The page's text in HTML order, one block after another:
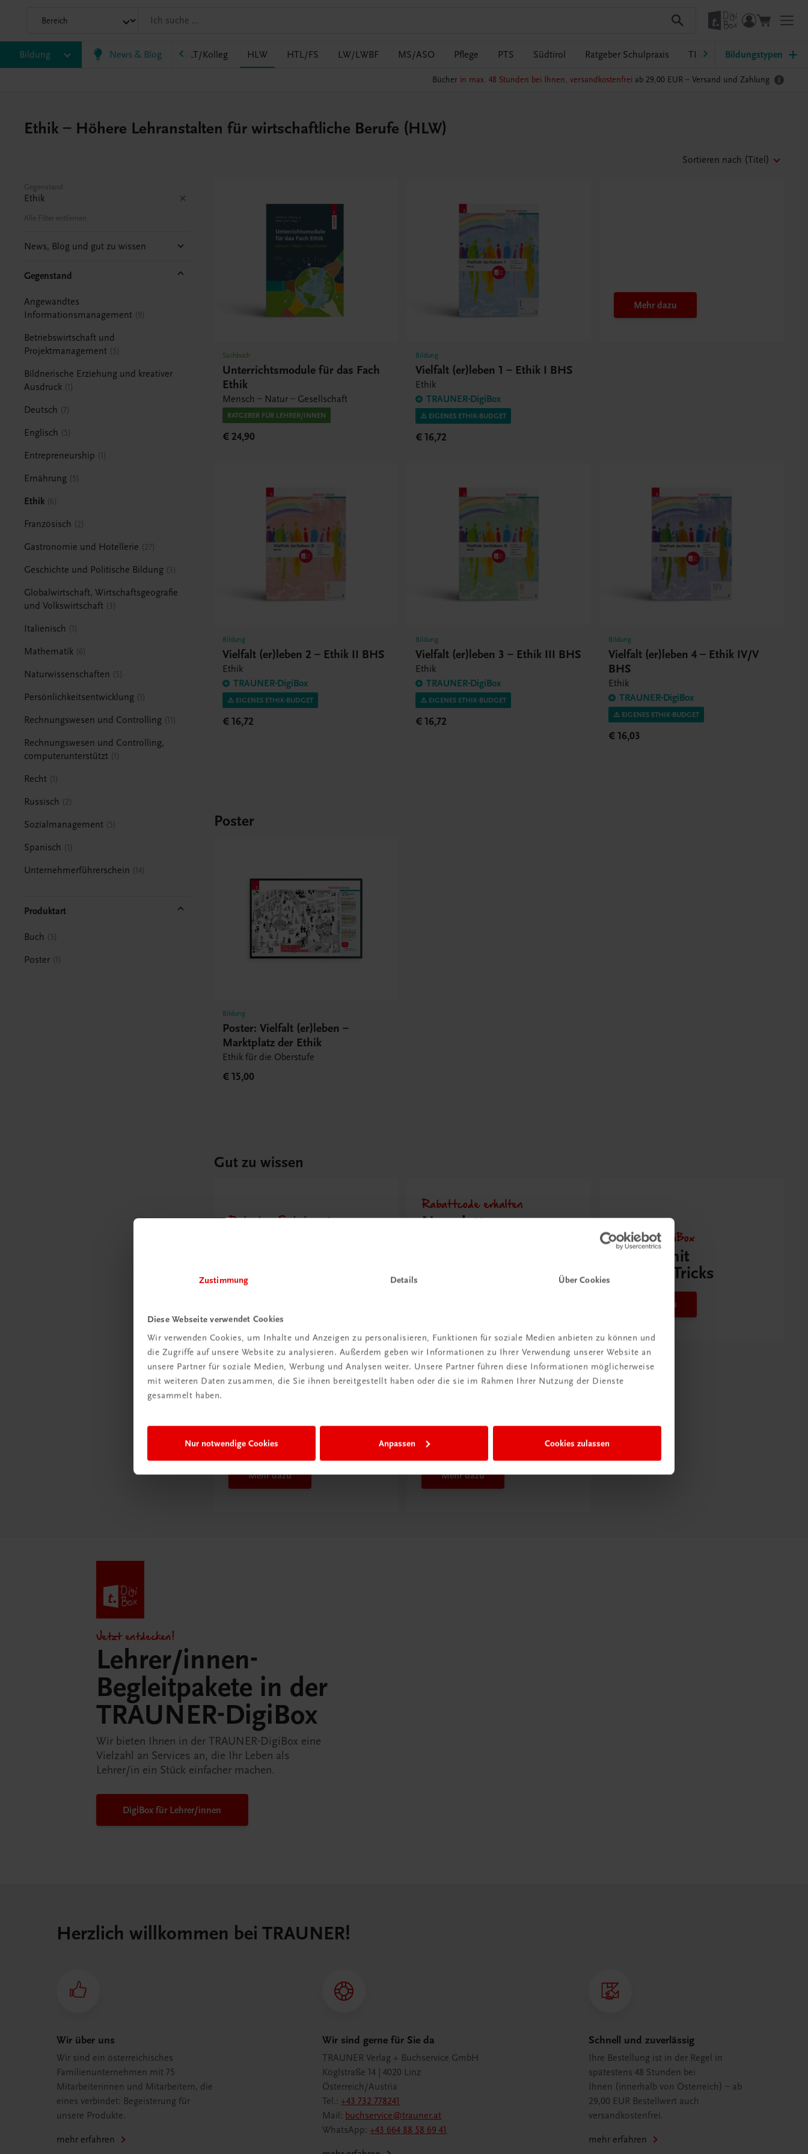
Zustimmung Details Über Cookies
Diese Webseite verwendet Cookies
Wir verwenden Cookies, um Inhalte und Anzeigen zu personalisieren, Funktionen für soziale Medien anbieten zu können und
die Zugriffe auf unsere Website zu analysieren. Außerdem geben wir Informationen zu Ihrer Verwendung unserer Website an
unsere Partner für soziale Medien, Werbung und Analysen weiter. Unsere Partner führen diese Informationen möglicherweise
mit weiteren Daten zusammen, die Sie ihnen bereitgestellt haben oder die sie im Rahmen Ihrer Nutzung der Dienste
gesammelt haben.
Nur notwendige Cookies Anpassen Cookies zulassen
Bildung News & Blog
HF/TFS HLM/HLK HLPS/FSB HLT/Kolleg HLW HTL/FS LW/LWBF MS/ASO Pflege PTS Südtirol Ratgeber Schulpraxis TRAUNER-DigiBox
Bildungstypen
Bücher in max. 48 Stunden bei Ihnen, versandkostenfrei ab 29,00 EUR – Versand und Zahlung
Ethik – Höhere Lehranstalten für wirtschaftliche Berufe (HLW)
Sortieren nach (Titel)
Gegenstand
Ethik
Alle Filter entfernen
News, Blog und gut zu wissen
Gegenstand
Angewandtes
Informationsmanagement 9
Betriebswirtschaft und
Projektmanagement
5
Bildnerische Erziehung und kreativer
Ausdruck 1
Deutsch 7
Englisch 5
Entrepreneurship 1
Ernährung 5
Ethik 6
Französisch 2
Gastronomie und Hotellerie 27
Geschichte und Politische Bildung 3
Globalwirtschaft, Wirtschaftsgeografie
und Volkswirtschaft
3
Italienisch 1
Mathematik 6
Naturwissenschaften 5
Persönlichkeitsentwicklung 1
Rechnungswesen und Controlling 11
Rechnungswesen und Controlling,
computerunterstützt 1
Recht 1
Russisch 2
Sozialmanagement 5
Spanisch 1
Unternehmerführerschein 14
Produktart
Buch 5
Poster 1
Sachbuch
Unterrichtsmodule für das Fach
Ethik
Mensch – Natur – Gesellschaft
RATGEBER FÜR LEHRER/INNEN
€ 24,90
Bildung
Vielfalt (er)leben 1 – Ethik I BHS
Ethik
TRAUNER-DigiBox
⚠️ EIGENES ETHIK-BUDGET
€ 16,72
Mehr dazu
Bildung
Vielfalt (er)leben 2 – Ethik II BHS
Ethik
TRAUNER-DigiBox
⚠️ EIGENES ETHIK-BUDGET
€ 16,72
Bildung
Vielfalt (er)leben 3 – Ethik III BHS
Ethik
TRAUNER-DigiBox
⚠️ EIGENES ETHIK-BUDGET
€ 16,72
Bildung
Vielfalt (er)leben 4 – Ethik IV/V
BHS
Ethik
TRAUNER-DigiBox
⚠️ EIGENES ETHIK-BUDGET
€ 16,03
Poster
Bildung
Poster: Vielfalt (er)leben –
Marktplatz der Ethik
Ethik für die Oberstufe
€ 15,00
Gut zu wissen
Ratgeber Schulpraxis
umgehen?
Rabattcode erhalten
Newsletter
Neu zur DigiBox
Videos mit
Tipps & Tricks
Mehr dazu
Ratgeber
Schulpraxis
Mehr dazu
Das „Digitale
Klassenzimmer“
Mehr dazu
Jetzt entdecken!
Lehrer/innen-
Begleitpakete in der
TRAUNER-DigiBox
Wir bieten Ihnen in der TRAUNER-DigiBox eine
Vielzahl an Services an, die Ihr Leben als
Lehrer/in ein Stück einfacher machen.
DigiBox für Lehrer/innen
Herzlich willkommen bei TRAUNER!
Wir über uns
Wir sind ein österreichisches
Familienunternehmen mit 75
Mitarbeiterinnen und Mitarbeitern, die
eines verbindet: Begeisterung für
unsere Produkte.
mehr erfahren
Wir sind gerne für Sie da
TRAUNER Verlag + Buchservice GmbH
Köglstraße 14 | 4020 Linz
Österreich/Austria
Tel.:+43 732 778241
Mail: buchservice@trauner.at
WhatsApp:+43 664 88 58 69 41
Schnell und zuverlässig
Ihre Bestellung ist in der Regel in
spätestens 48 Stunden bei
Ihnen (innerhalb von Österreich) – ab
29,00 EUR Bestellwert auch
versandkostenfrei.
mehr erfahren